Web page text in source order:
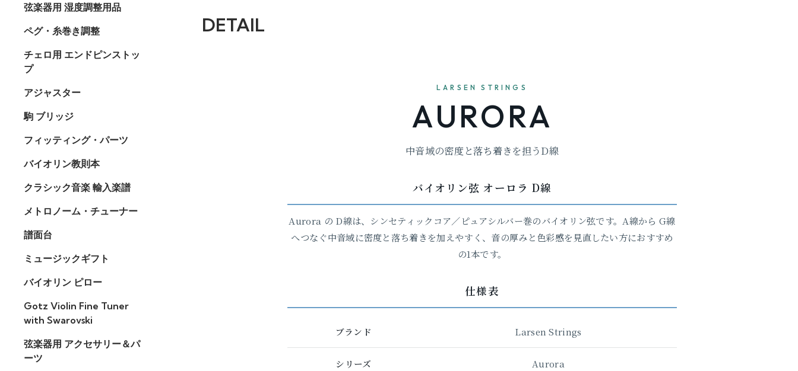
弦楽器用 湿度調整用品
ペグ・糸巻き調整
チェロ用 エンドピンストッ
プ
アジャスター
駒 ブリッジ
フィッティング・パーツ
バイオリン教則本
クラシック音楽 輸入楽譜
メトロノーム・チューナー
譜面台
ミュージックギフト
バイオリン ピロー
Gotz Violin Fine Tuner
with Swarovski
弦楽器用 アクセサリー＆パ
ーツ
DETAIL
LARSEN STRINGS
AURORA
中音域の密度と落ち着きを担うD線
バイオリン弦 オーロラ D線
Aurora の D線は、シンセティックコア／ピュアシルバー巻のバイオリン弦です。A線から G線
へつなぐ中音域に密度と落ち着きを加えやすく、音の厚みと色彩感を見直したい方におすすめ
の1本です。
仕様表
ブランド Larsen Strings
シリーズ Aurora